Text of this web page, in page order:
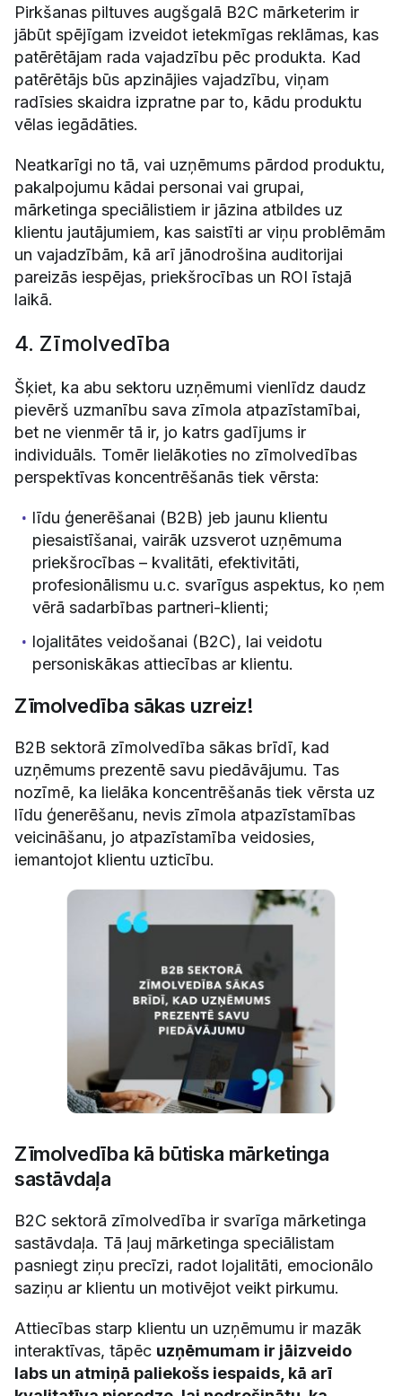
Pirkšanas piltuves augšgalā B2C mārketerim ir
jābūt spējīgam izveidot ietekmīgas reklāmas, kas
patērētājam rada vajadzību pēc produkta. Kad
patērētājs būs apzinājies vajadzību, viņam
radīsies skaidra izpratne par to, kādu produktu
vēlas iegādāties.
Neatkarīgi no tā, vai uzņēmums pārdod produktu,
pakalpojumu kādai personai vai grupai,
mārketinga speciālistiem ir jāzina atbildes uz
klientu jautājumiem, kas saistīti ar viņu problēmām
un vajadzībām, kā arī jānodrošina auditorijai
pareizās iespējas, priekšrocības un ROI īstajā
laikā.
4. Zīmolvedība
Šķiet, ka abu sektoru uzņēmumi vienlīdz daudz
pievērš uzmanību sava zīmola atpazīstamībai,
bet ne vienmēr tā ir, jo katrs gadījums ir
individuāls. Tomēr lielākoties no zīmolvedības
perspektīvas koncentrēšanās tiek vērsta:
līdu ģenerēšanai (B2B) jeb jaunu klientu
piesaistīšanai, vairāk uzsverot uzņēmuma
priekšrocības – kvalitāti, efektivitāti,
profesionālismu u.c. svarīgus aspektus, ko ņem
vērā sadarbības partneri-klienti;
lojalitātes veidošanai (B2C), lai veidotu
personiskākas attiecības ar klientu.
Zīmolvedība sākas uzreiz!
B2B sektorā zīmolvedība sākas brīdī, kad
uzņēmums prezentē savu piedāvājumu. Tas
nozīmē, ka lielāka koncentrēšanās tiek vērsta uz
līdu ģenerēšanu, nevis zīmola atpazīstamības
veicināšanu, jo atpazīstamība veidosies,
iemantojot klientu uzticību.
Zīmolvedība kā būtiska mārketinga
sastāvdaļa
B2C sektorā zīmolvedība ir svarīga mārketinga
sastāvdaļa. Tā ļauj mārketinga speciālistam
pasniegt ziņu precīzi, radot lojalitāti, emocionālo
saziņu ar klientu un motivējot veikt pirkumu.
Attiecības starp klientu un uzņēmumu ir mazāk
interaktīvas, tāpēc uzņēmumam ir jāizveido
labs un atmiņā paliekošs iespaids, kā arī